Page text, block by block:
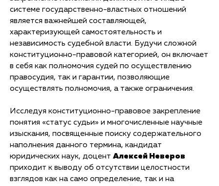
системе государственно-властных отношений
является важнейшей составляющей,
характеризующей самостоятельность и
независимость судебной власти. Будучи сложной
конституционно-правовой категорией, он включает
в себя как полномочия судей по осуществлению
правосудия, так и гарантии, позволяющие
осуществлять полномочия, а также ограничения.
Исследуя конституционно-правовое закрепление
понятия «статус судьи» и многочисленные научные
изыскания, посвященные поиску содержательного
наполнения данного термина, кандидат
юридических наук, доцент Алексей Неверов
приходит к выводу об отсутствии целостности
взглядов как на само определение, так и на